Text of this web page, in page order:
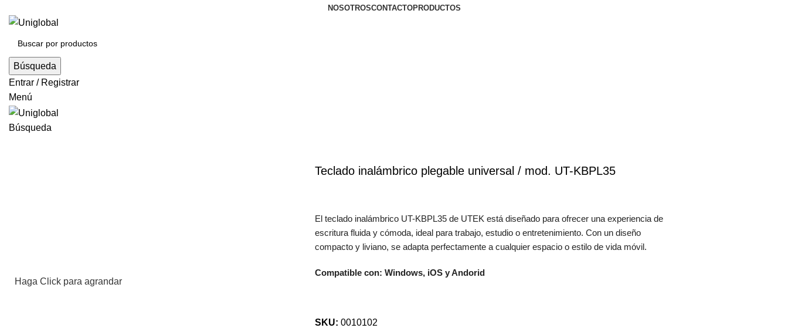
NOSOTROSCONTACTOPRODUCTOS
Búsqueda
Entrar / Registrar
Menú
Búsqueda
Haga Click para agrandar
Teclado inalámbrico plegable universal / mod. UT-KBPL35
El teclado inalámbrico UT-KBPL35 de UTEK está diseñado para ofrecer una experiencia de
escritura fluida y cómoda, ideal para trabajo, estudio o entretenimiento. Con un diseño
compacto y liviano, se adapta perfectamente a cualquier espacio o estilo de vida móvil.
Compatible con: Windows, iOS y Andorid
SKU: 0010102